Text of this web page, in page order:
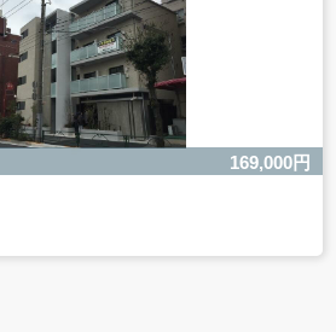
169,000円